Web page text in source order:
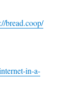
bread.coop/
in-a-